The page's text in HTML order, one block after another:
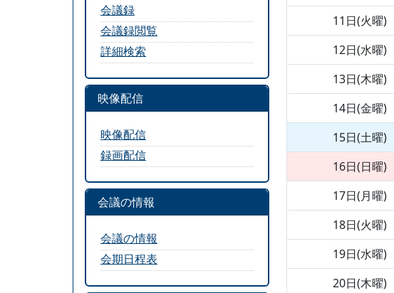
11日(火曜)
12日(水曜)
13日(木曜)
14日(金曜)
15日(土曜)
16日(日曜)
17日(月曜)
18日(火曜)
19日(水曜)
20日(木曜)
会議録
会議録閲覧
詳細検索
映像配信
映像配信
録画配信
会議の情報
会議の情報
会期日程表